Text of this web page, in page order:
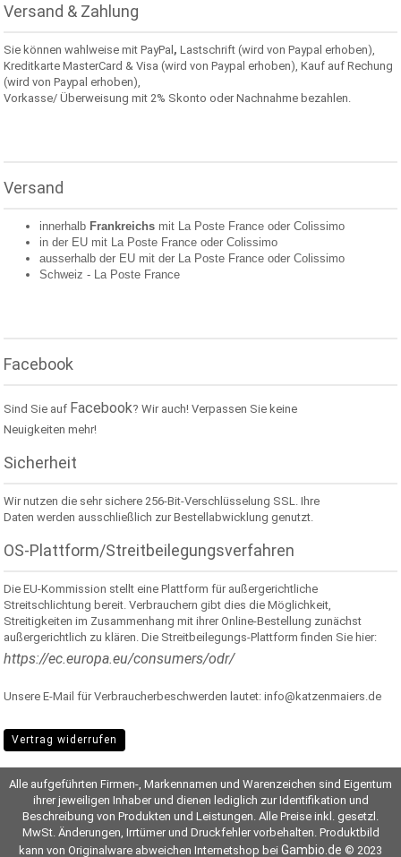
Versand & Zahlung
Sie können wahlweise mit PayPal,Lastschrift (wird von Paypal erhoben),
Kreditkarte MasterCard & Visa (wird von Paypal erhoben), Kauf auf Rechung
(wird von Paypal erhoben),
Vorkasse/ Überweisung mit 2% Skonto oder Nachnahme bezahlen.
Versand
innerhalb Frankreichs mit La Poste France oderColissimo
in der EU mit La Poste France oderColissimo
ausserhalb der EU mit der La Poste France oderColissimo
Schweiz - La Poste France
Facebook
Sind Sie auf Facebook? Wir auch! Verpassen Sie keine
Neuigkeiten mehr!
Sicherheit
Wir nutzen die sehr sichere 256-Bit-Verschlüsselung SSL. Ihre
Daten werden ausschließlich zur Bestellabwicklung genutzt.
OS-Plattform/Streitbeilegungsverfahren
Die EU-Kommission stellt eine Plattform für außergerichtliche
Streitschlichtung bereit. Verbrauchern gibt dies die Möglichkeit,
Streitigkeiten im Zusammenhang mit ihrer Online-Bestellung zunächst
außergerichtlich zu klären. Die Streitbeilegungs-Plattform finden Sie hier:
https://ec.europa.eu/consumers/odr/
Unsere E-Mail für Verbraucherbeschwerden lautet: info@katzenmaiers.de
Vertrag widerrufen
Alle aufgeführten Firmen-, Markennamen und Warenzeichen sind Eigentum
ihrer jeweiligen Inhaber und dienen lediglich zur Identifikation und
Beschreibung von Produkten und Leistungen. Alle Preise inkl. gesetzl.
MwSt. Änderungen, Irrtümer und Druckfehler vorbehalten. Produktbild
kann von Originalware abweichen Internetshop bei Gambio.de © 2023